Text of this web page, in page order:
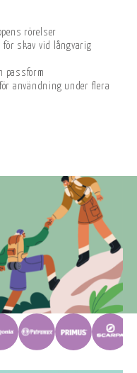
rörelser
för skav vid långvarig
passform
användning under flera